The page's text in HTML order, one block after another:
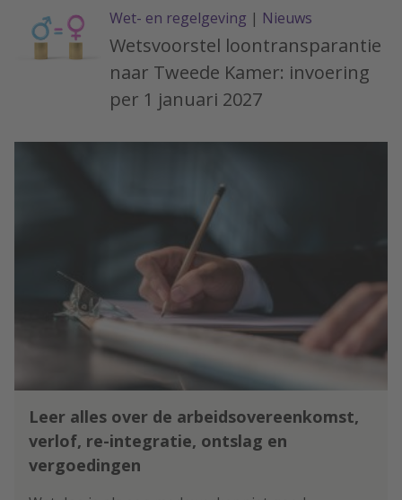
Wet- en regelgeving | Nieuws
Wetsvoorstel loontransparantie
naar Tweede Kamer: invoering
per 1 januari 2027
Leer alles over de arbeidsovereenkomst,
verlof, re-integratie, ontslag en
vergoedingen